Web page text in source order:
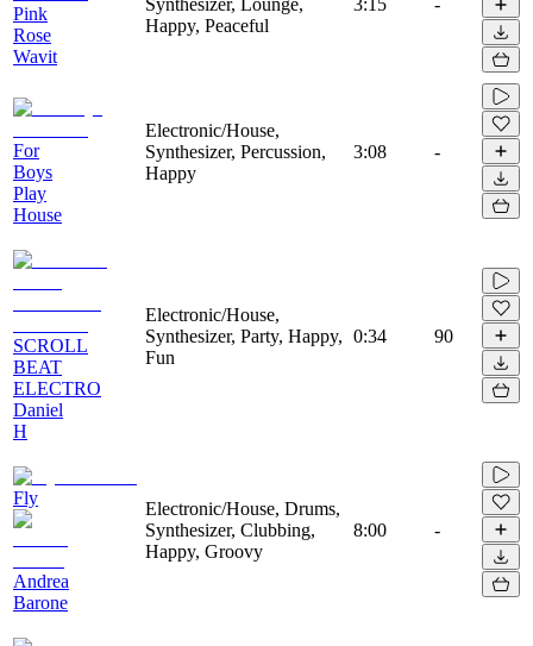
Pink
Rose
Wavit
Happy, Peaceful
For
Boys
Play
House
Electronic/House,
Synthesizer, Percussion,
Happy
3:08 -
SCROLL
BEAT
ELECTRO
Daniel
H
Electronic/House,
Synthesizer, Party, Happy,
Fun
0:34 90
Fly
Andrea
Barone
Electronic/House, Drums,
Synthesizer, Clubbing,
Happy, Groovy
8:00 -